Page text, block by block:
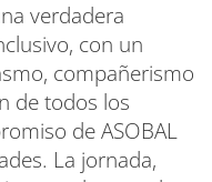
verdadera
con un
compañerismo
de todos los
de ASOBAL
La jornada,